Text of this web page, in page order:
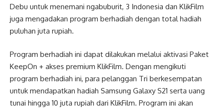
Debu untuk menemani ngabuburit, 3 Indonesia dan KlikFilm
juga mengadakan program berhadiah dengan total hadiah
puluhan juta rupiah.
Program berhadiah ini dapat dilakukan melalui aktivasi Paket
KeepOn + akses premium KlikFilm. Dengan mengikuti
program berhadiah ini, para pelanggan Tri berkesempatan
untuk mendapatkan hadiah Samsung Galaxy S21 serta uang
tunai hingga 10 juta rupiah dari KlikFilm. Program ini akan